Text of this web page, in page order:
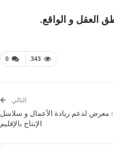
العقل و الواقع.
0 343
التالي
: معرض لدعم ريادة الأعمال و سلاسل
الإنتاج بالإقليم